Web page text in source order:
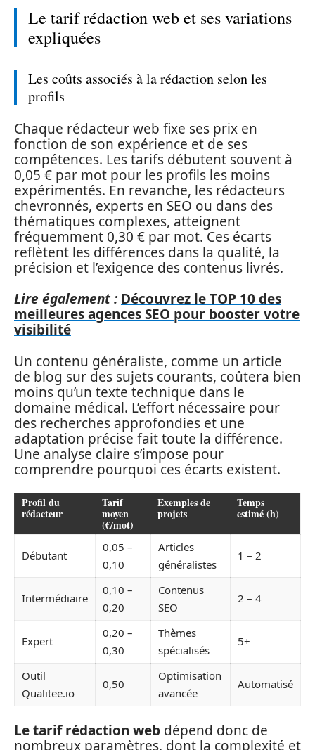
Le tarif rédaction web et ses variations
expliquées
Les coûts associés à la rédaction selon les
profils
Chaque rédacteur web fixe ses prix en
fonction de son expérience et de ses
compétences. Les tarifs débutent souvent à
0,05 € par mot pour les profils les moins
expérimentés. En revanche, les rédacteurs
chevronnés, experts en SEO ou dans des
thématiques complexes, atteignent
fréquemment 0,30 € par mot. Ces écarts
reflètent les différences dans la qualité, la
précision et l’exigence des contenus livrés.
Lire également : Découvrez le TOP 10 des
meilleures agences SEO pour booster votre
visibilité
Un contenu généraliste, comme un article
de blog sur des sujets courants, coûtera bien
moins qu’un texte technique dans le
domaine médical. L’effort nécessaire pour
des recherches approfondies et une
adaptation précise fait toute la différence.
Une analyse claire s’impose pour
comprendre pourquoi ces écarts existent.
Profil du
rédacteur
Tarif
moyen
(€/mot)
Exemples de
projets
Temps
estimé (h)
Débutant
0,05 –
0,10
Articles
généralistes
1 – 2
Intermédiaire
0,10 –
0,20
Contenus
SEO
2 – 4
Expert
0,20 –
0,30
Thèmes
spécialisés
5+
Outil
Qualitee.io
0,50
Optimisation
avancée
Automatisé
Le tarif rédaction web dépend donc de
nombreux paramètres, dont la complexité et